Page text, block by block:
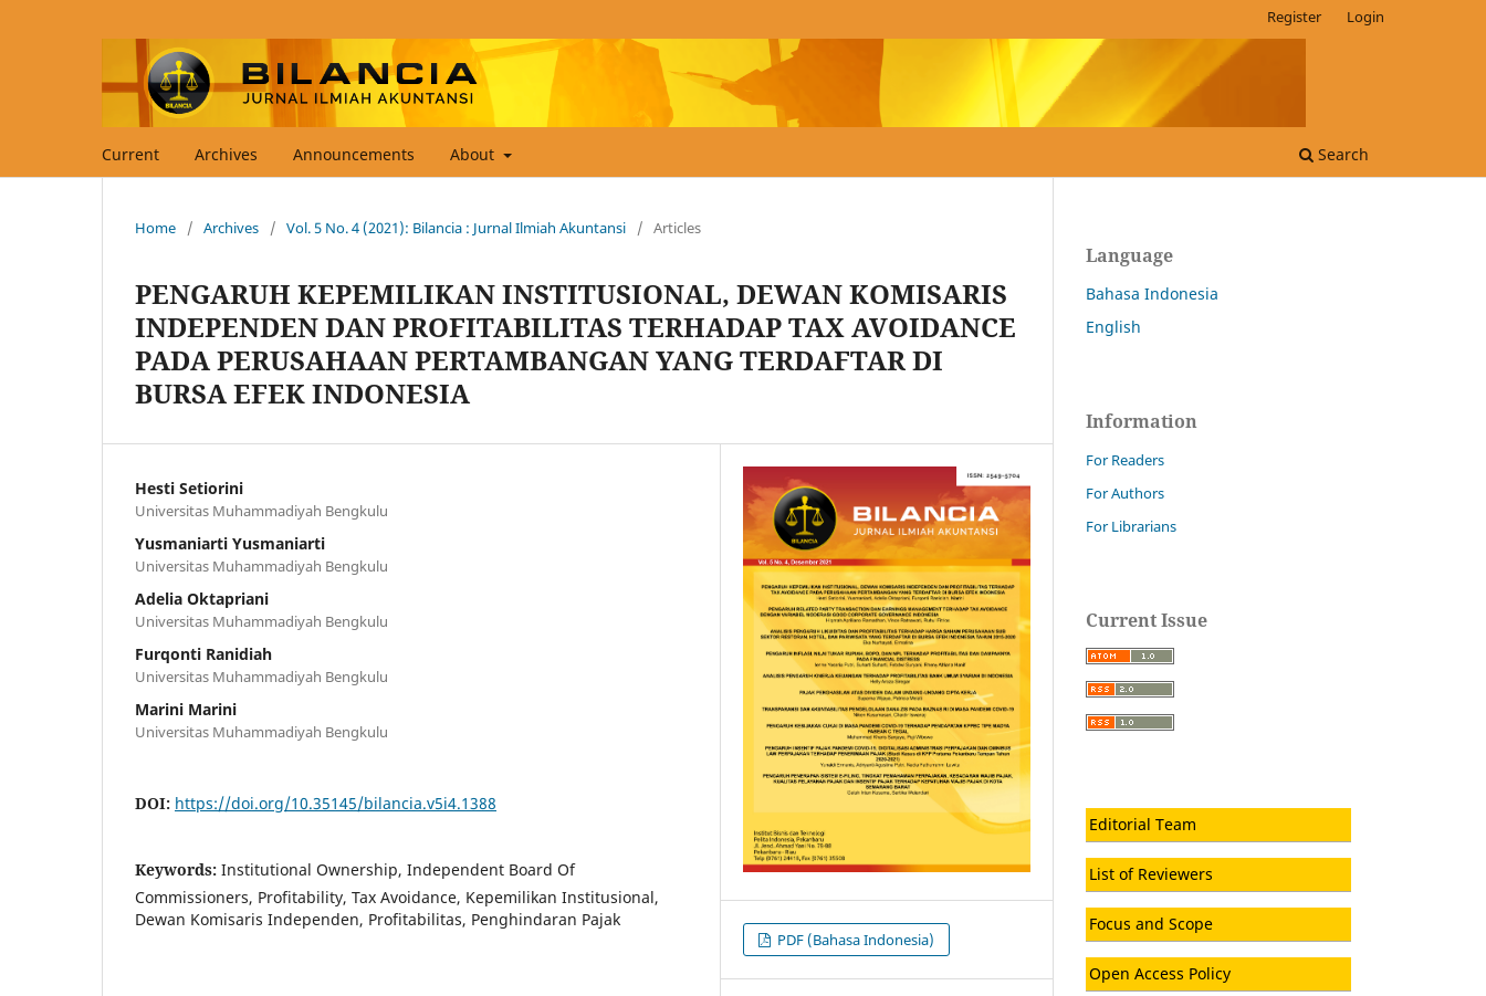
Current Archives Announcements About Search
Register Login
Home / Archives / Vol. 5 No. 4 (2021): Bilancia : Jurnal Ilmiah Akuntansi / Articles
PENGARUH KEPEMILIKAN INSTITUSIONAL, DEWAN KOMISARIS
INDEPENDEN DAN PROFITABILITAS TERHADAP TAX AVOIDANCE
PADA PERUSAHAAN PERTAMBANGAN YANG TERDAFTAR DI
BURSA EFEK INDONESIA
Hesti Setiorini
Universitas Muhammadiyah Bengkulu
Yusmaniarti Yusmaniarti
Universitas Muhammadiyah Bengkulu
Adelia Oktapriani
Universitas Muhammadiyah Bengkulu
Furqonti Ranidiah
Universitas Muhammadiyah Bengkulu
Marini Marini
Universitas Muhammadiyah Bengkulu
DOI: https://doi.org/10.35145/bilancia.v5i4.1388
Keywords: Institutional Ownership, Independent Board Of
Commissioners, Profitability, Tax Avoidance, Kepemilikan Institusional,
Dewan Komisaris Independen, Profitabilitas, Penghindaran Pajak
PDF (Bahasa Indonesia)
Language
Bahasa Indonesia
English
Information
For Readers
For Authors
For Librarians
Current Issue
Editorial Team
List of Reviewers
Focus and Scope
Open Access Policy